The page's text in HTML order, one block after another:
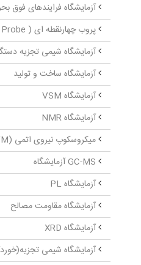
آزمایشگاه فرایندهای فوق
پروب چهارنقطه ‏ای ( four Points Probe)
آزمایشگاه شیمی تجزیه
آزمایشگاه ساخت و تولید
آزمایشگاه VSM
آزمایشگاه NMR
میکروسکوپ نیروی اتمی (AFM)
GC-MS آزمایشگاه
آزمایشگاه PL
آزمایشگاه مقاومت مصالح
آزمایشگاه XRD
آزمایشگاه شیمی